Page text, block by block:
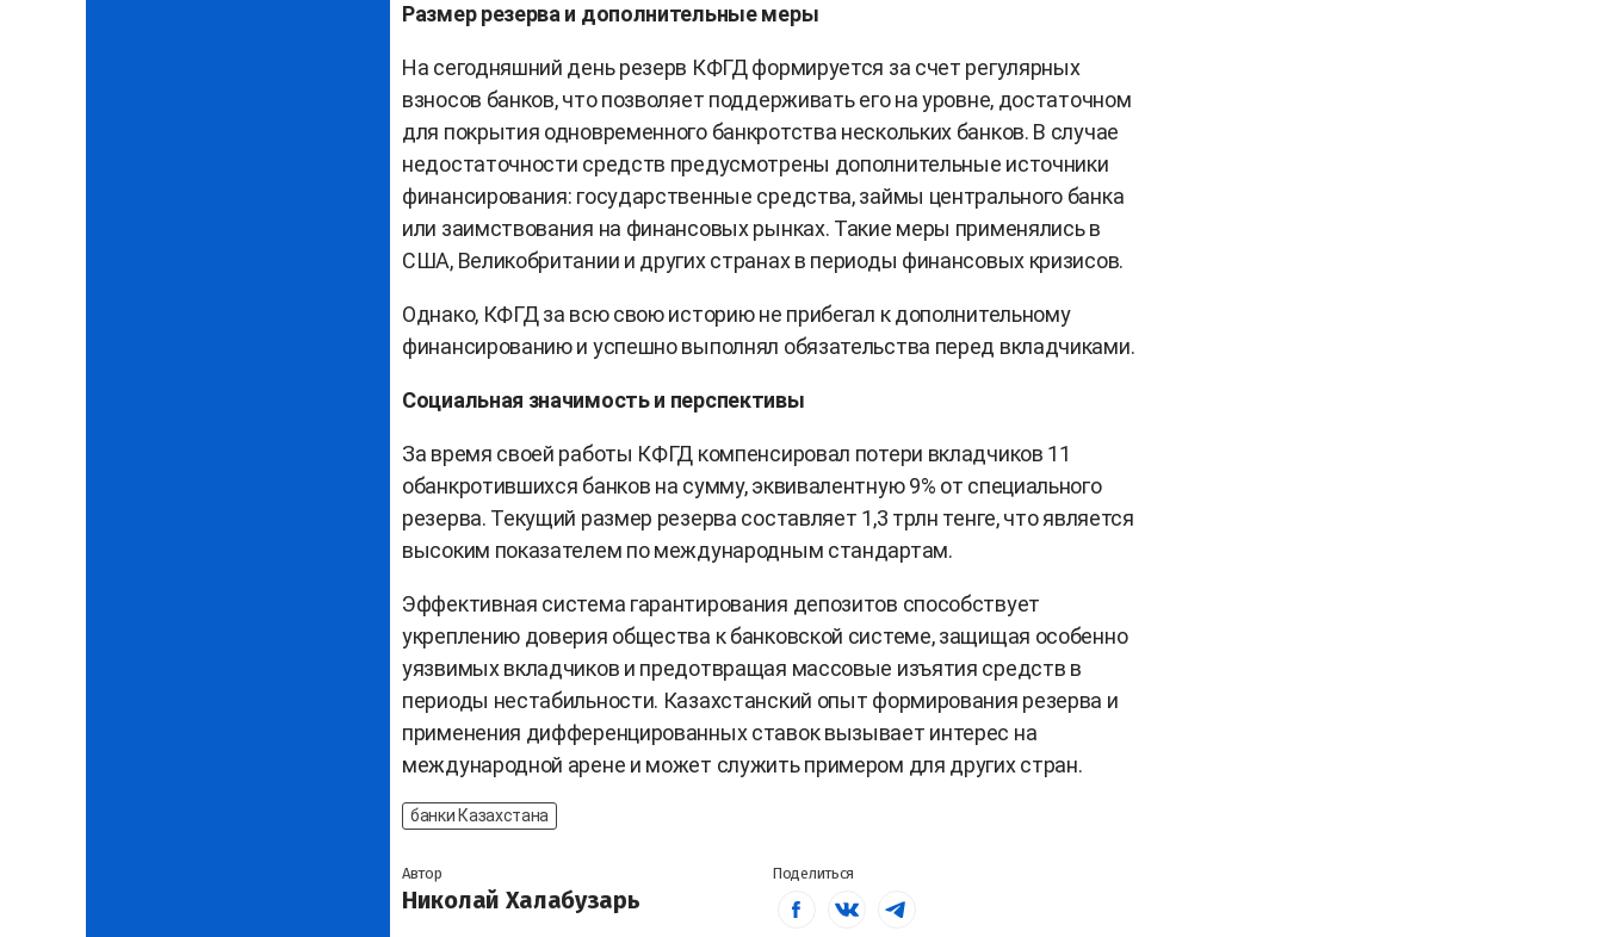
Размер резерва и дополнительные меры
На сегодняшний день резерв КФГД формируется за счет регулярных
взносов банков, что позволяет поддерживать его на уровне, достаточном
для покрытия одновременного банкротства нескольких банков. В случае
недостаточности средств предусмотрены дополнительные источники
финансирования: государственные средства, займы центрального банка
или заимствования на финансовых рынках. Такие меры применялись в
США, Великобритании и других странах в периоды финансовых кризисов.
Однако, КФГД за всю свою историю не прибегал к дополнительному
финансированию и успешно выполнял обязательства перед вкладчиками.
Социальная значимость и перспективы
За время своей работы КФГД компенсировал потери вкладчиков 11
обанкротившихся банков на сумму, эквивалентную 9% от специального
резерва. Текущий размер резерва составляет 1,3 трлн тенге, что является
высоким показателем по международным стандартам.
Эффективная система гарантирования депозитов способствует
укреплению доверия общества к банковской системе, защищая особенно
уязвимых вкладчиков и предотвращая массовые изъятия средств в
периоды нестабильности. Казахстанский опыт формирования резерва и
применения дифференцированных ставок вызывает интерес на
международной арене и может служить примером для других стран.
банки Казахстана
Автор
Николай Халабузарь
Поделиться